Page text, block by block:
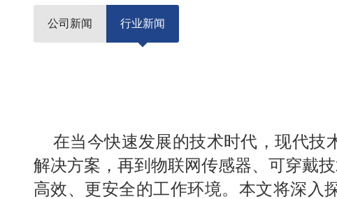
公司新闻 行业新闻
在当今快速发展的技术时代，现代技
解决方案，再到物联网传感器、可穿戴
高效、更安全的工作环境。本文将深入